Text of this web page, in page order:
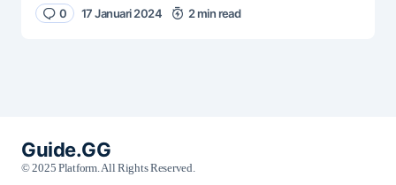
0 17 Januari 2024 2 min read
Guide.GG
© 2025 Platform. All Rights Reserved.